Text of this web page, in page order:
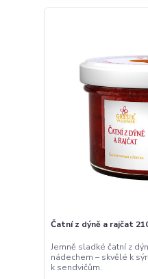
Čatní z dýně a rajčat
Jemně sladké čatní z
nádechem – skvělé k
k sendvičům.